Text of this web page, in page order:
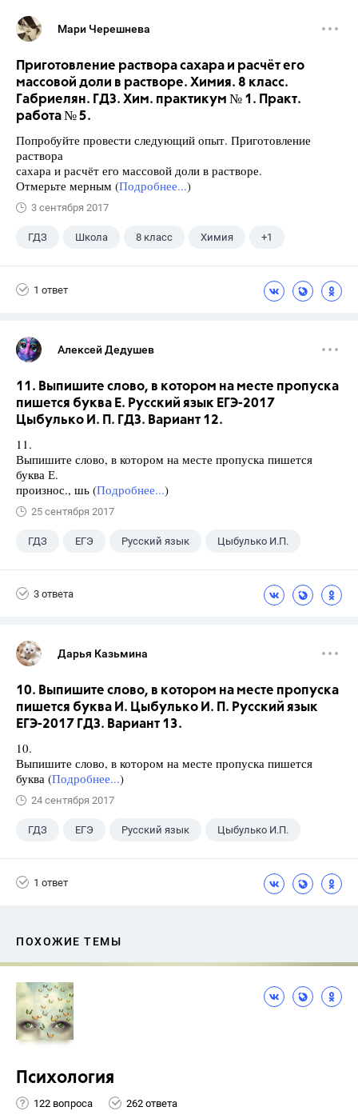
Мари Черешнева
Приготовление раствора сахара и расчёт его
массовой доли в растворе. Химия. 8 класс.
Габриелян. ГДЗ. Хим. практикум № 1. Практ.
работа № 5.
Попробуйте провести следующий опыт. Приготовление
раствора
сахара и расчёт его массовой доли в растворе.
Отмерьте мерным (Подробнее...)
3 сентября 2017
ГДЗ Школа 8 класс Химия +1
1 ответ
Алексей Дедушев
11. Выпишите слово, в котором на месте пропуска
пишется буква Е. Русский язык ЕГЭ-2017
Цыбулько И. П. ГДЗ. Вариант 12.
11.
Выпишите слово, в котором на месте пропуска пишется
буква Е.
произнос., шь (Подробнее...)
25 сентября 2017
ГДЗ ЕГЭ Русский язык Цыбулько И.П.
3 ответа
Дарья Казьмина
10. Выпишите слово, в котором на месте пропуска
пишется буква И. Цыбулько И. П. Русский язык
ЕГЭ-2017 ГДЗ. Вариант 13.
10.
Выпишите слово, в котором на месте пропуска пишется
буква (Подробнее...)
24 сентября 2017
ГДЗ ЕГЭ Русский язык Цыбулько И.П.
1 ответ
ПОХОЖИЕ ТЕМЫ
Психология
122 вопроса 262 ответа